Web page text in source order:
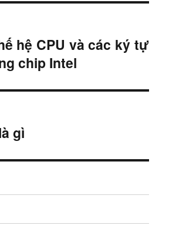
hệ CPU và các ký tự
chip Intel
gì